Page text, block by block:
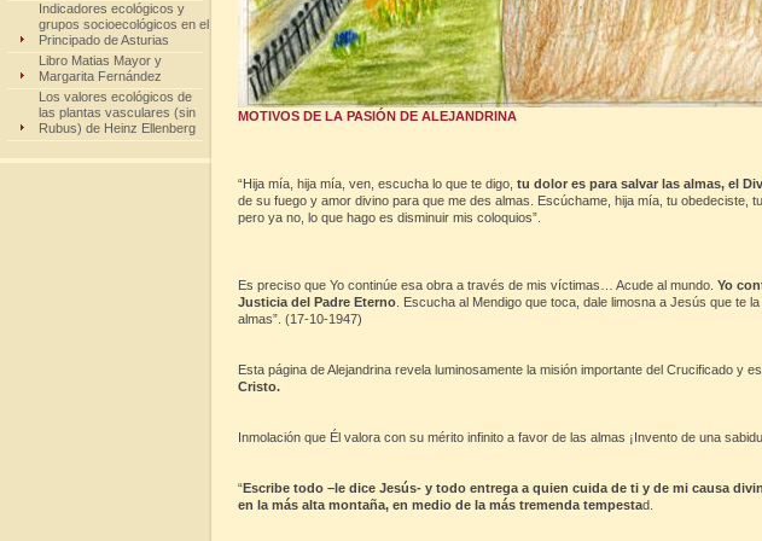
Indicadores ecológicos y
grupos socioecológicos en el
Principado de Asturias
Libro Matias Mayor y
Margarita Fernández
Los valores ecológicos de
las plantas vasculares (sin
Rubus) de Heinz Ellenberg
MOTIVOS DE LA PASIÓN DE ALEJANDRINA
“Hija mía, hija mía, ven, escucha lo que te digo, tu dolor es para salvar las almas, el
de su fuego y amor divino para que me des almas. Escúchame, hija mía, tu obedeciste,
pero ya no, lo que hago es disminuir mis coloquios”.
Es preciso que Yo continúe esa obra a través de mis víctimas… Acude al mundo. Yo
Justicia del Padre Eterno . Escucha al Mendigo que toca, dale limosna a Jesús que te
almas”. (17-10-1947)
Esta página de Alejandrina revela luminosamente la misión importante del Crucificado y
Cristo.
Inmolación que Él valora con su mérito infinito a favor de las almas ¡Invento de una
“Escribe todo –le dice Jesús- y todo entrega a quien cuida de ti y de mi causa
en la más alta montaña, en medio de la más tremenda tempestad.